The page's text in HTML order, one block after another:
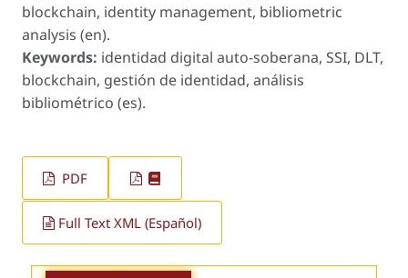
blockchain, identity management, bibliometric
analysis (en).
Keywords: identidad digital auto-soberana, SSI, DLT,
blockchain, gestión de identidad, análisis
bibliométrico (es).
PDF
Full Text XML (Español)